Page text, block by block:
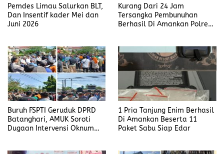
Pemdes Limau Salurkan BLT,
Dan Insentif kader Mei dan
Juni 2026
Kurang Dari 24 Jam
Tersangka Pembunuhan
Berhasil Di Amankan Polres
Buruh FSPTI Geruduk DPRD
Batanghari, AMUK Soroti
Dugaan Intervensi Oknum
1 Pria Tanjung Enim Berhasil
Di Amankan Beserta 11
Paket Sabu Siap Edar